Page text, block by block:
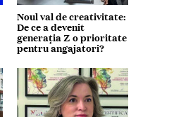
Noul val de creativitate:
De ce a devenit
generația Z o prioritate
pentru angajatori?